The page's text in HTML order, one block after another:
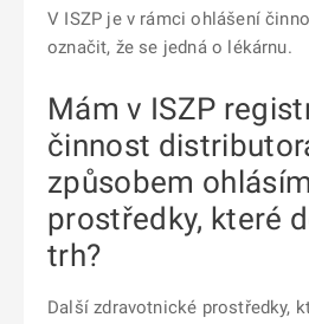
V ISZP je v rámci ohlášení
označit, že se jedná o lékárnu.
Mám v ISZP
činnost
způsobem
prostředky, které
trh?
Další zdravotnické prostředky,